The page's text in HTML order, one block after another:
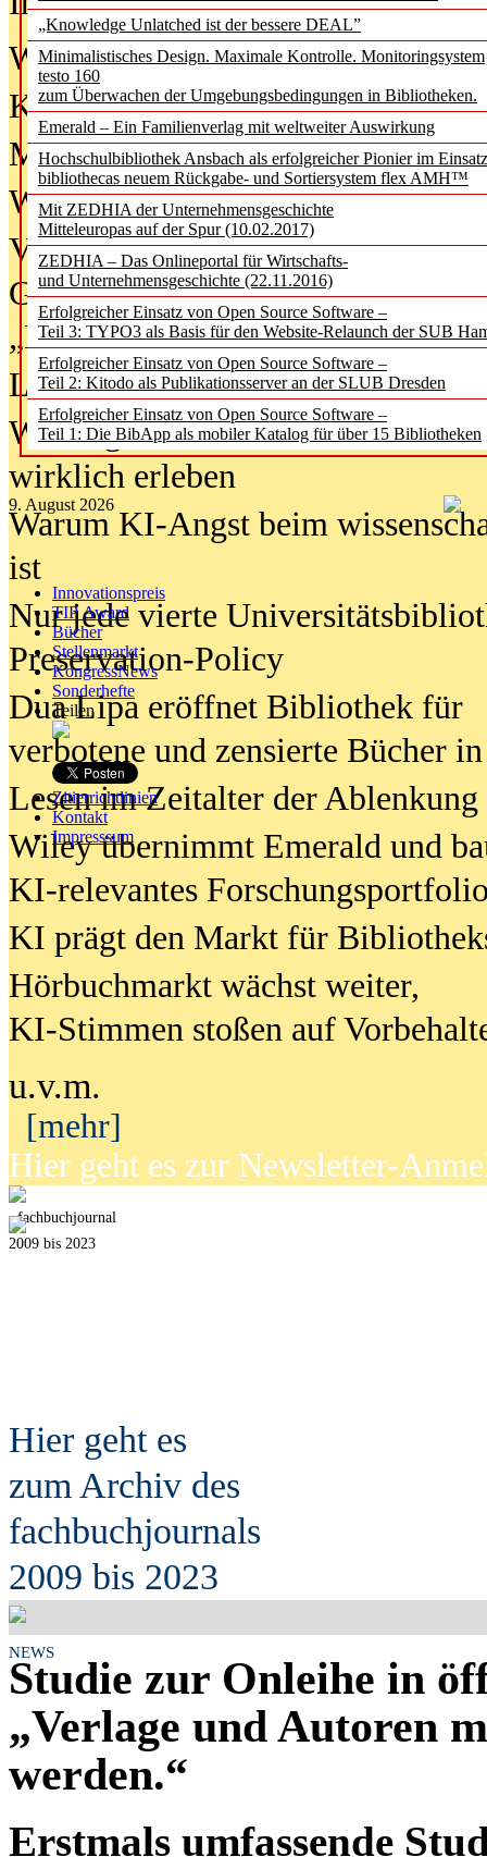
„Knowledge Unlatched ist der bessere DEAL”
Minimalistisches Design. Maximale Kontrolle. Monitoringsystem
testo 160
zum Überwachen der Umgebungsbedingungen in Bibliotheken.
Emerald – Ein Familienverlag mit weltweiter Auswirkung
Hochschulbibliothek Ansbach als erfolgreicher Pionier im
bibliothecas neuem Rückgabe- und Sortiersystem flex AMH™
Mit ZEDHIA der Unternehmensgeschichte
Mitteleuropas auf der Spur (10.02.2017)
ZEDHIA – Das Onlineportal für Wirtschafts-
und Unternehmensgeschichte (22.11.2016)
Erfolgreicher Einsatz von Open Source Software –
Teil 3: TYPO3 als Basis für den Website-Relaunch der SUB
Erfolgreicher Einsatz von Open Source Software –
Teil 2: Kitodo als Publikationsserver an der SLUB Dresden
Erfolgreicher Einsatz von Open Source Software –
Teil 1: Die BibApp als mobiler Katalog für über 15 Bibliotheken
9. August 2026
Innovationspreis
TIP Award
Bücher
Stellenmarkt
KongressNews
Sonderhefte
Teilen
Zitierrichtlinien
Kontakt
Impresssum
Was Hochschul­bibliotheken von
Kinder in der digitalen Welt
Metadaten als Infrastruktur
Wenn Bots katalogisieren
Von Abschlusskleidern bis
Geisterjagd-Ausrüstung in der
„Library of Things“ unterwegs
Lesen als Infrastrukturaufgabe
Wie Jugendliche Social Media
wirklich erleben
Warum KI-Angst beim
ist
Nur jede vierte
Preservation-Policy
Dua Lipa eröffnet Bibliothek für
verbotene und zensierte Bücher
Lesen im Zeitalter der Ablenkung
Wiley übernimmt Emerald und
KI-relevantes
KI prägt den Markt für
Hörbuchmarkt wächst weiter,
KI-Stimmen stoßen auf
u.v.m.
[mehr]
Hier geht es zur Newsletter-
fachbuchjournal
2009 bis 2023
Hier geht es
zum Archiv des
fachbuchjournals
2009 bis 2023
NEWS
Studie zur Onleihe in
„Verlage und Autoren
werden.“
Erstmals umfassende